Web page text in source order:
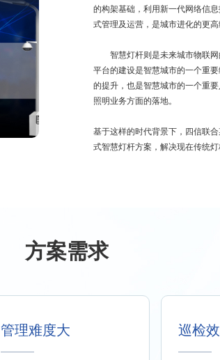
的构架基础，利用新一代网络信
式管理及运营，是城市进化的更高
智慧灯杆则是未来城市物联网
平台的建设是智慧城市的一个重
的提升，也是智慧城市的一个重
照明业务方面的落地。
基于这样的时代背景下，四信联
式智慧灯杆方案，解决现在传统灯
方案需求
管理难度大 巡检